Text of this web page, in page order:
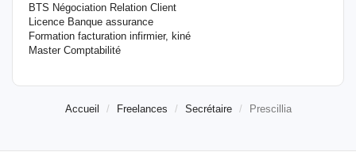
BTS Négociation Relation Client
Licence Banque assurance
Formation facturation infirmier, kiné
Master Comptabilité
Accueil Freelances Secrétaire Prescillia